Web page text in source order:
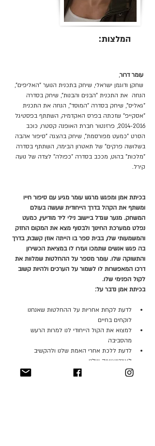
המלצות:
עומר דרור,
שחקן ודוגמן ישראלי, שיחק בתכנית הנוער "האליפים",
הנחה  את התכנית "הבנים והבנות", שיחק בסדרה
"גאליס", שיחק בסדרה "המוסד", הנחה את התכנית
"אסקייפ" שזכתה בפרס האקדמיה, השתתף בפסטיגל
2014-2016, פרזנטור חברת האופנה קסטרו, כוכב
הסרט "כמעט מפורסמת", שיחק בהצגה "סיפור אהבה
בשלושה פרקים" של תאטרון הבימה, השתתף בסדרה
"מלכות" בהוט, מככב בסדרה "כפולה" לצדה של נועה
קירל.
בכיתת אמן ומפגש מרגש עומר מגיע עם סיפור חייו
ומשתף את הקהל בדרך הייחודית שעשה בעולם
המשחק. מנער שגדל ביישוב נילי ליד מודיעין, כמעט
נפלט ממערכת החינוך ולבסוף מצא את המקום החזק
והמשמעותי שלו, בבית ספר בו הייתה אוזן קשבת, בדרך
בה פגש אנשים שתמכו ועזרו לו במציאת הכשירון
והתשוקה שלו. עומר מספר על ההחלטות שמלוות את
דרכו המאפשרות לו לשמור על הערכים ולהיות קשוב
לקול הפנימי שלו.
בכיתת אמן נדבר על:
לדעת לקחת אחריות על ההחלטות שאנחנו
לוקחים בחיים
למצוא את הקול הייחודי לנו למרות הרעש
מהסביבה
לדעת ללכת אחרי האמת שלנו ולהקשיב
לאינטואיציה שלנו
הערך כדרך שמלווה אותנו כל חיינו